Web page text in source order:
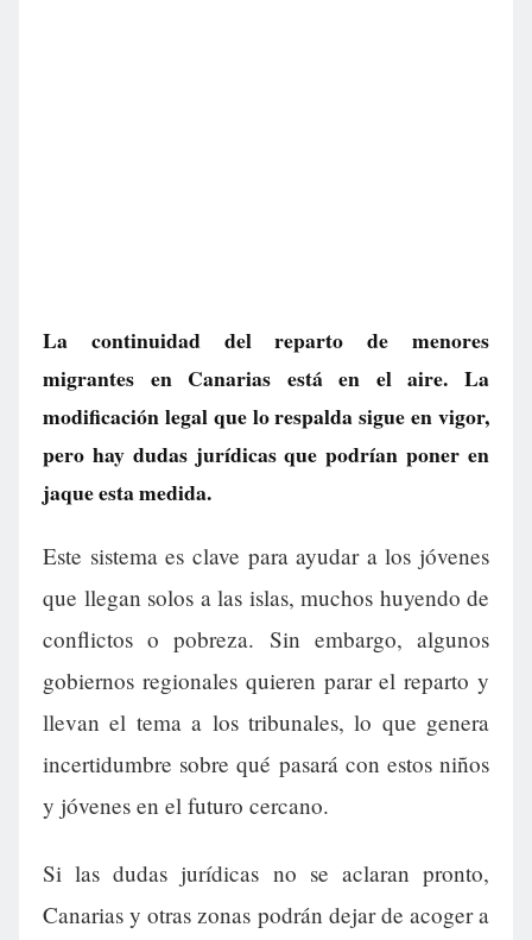
La continuidad del reparto de menores
migrantes en Canarias está en el aire. La
modificación legal que lo respalda sigue en vigor,
pero hay dudas jurídicas que podrían poner en
jaque esta medida.
Este sistema es clave para ayudar a los jóvenes
que llegan solos a las islas, muchos huyendo de
conflictos o pobreza. Sin embargo, algunos
gobiernos regionales quieren parar el reparto y
llevan el tema a los tribunales, lo que genera
incertidumbre sobre qué pasará con estos niños
y jóvenes en el futuro cercano.
Si las dudas jurídicas no se aclaran pronto,
Canarias y otras zonas podrán dejar de acoger a